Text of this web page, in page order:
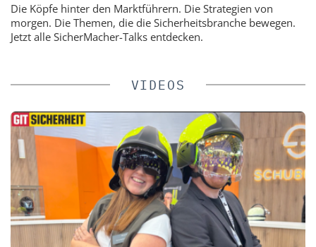
Die Köpfe hinter den Marktführern. Die Strategien von
morgen. Die Themen, die die Sicherheitsbranche bewegen.
Jetzt alle SicherMacher-Talks entdecken.
VIDEOS